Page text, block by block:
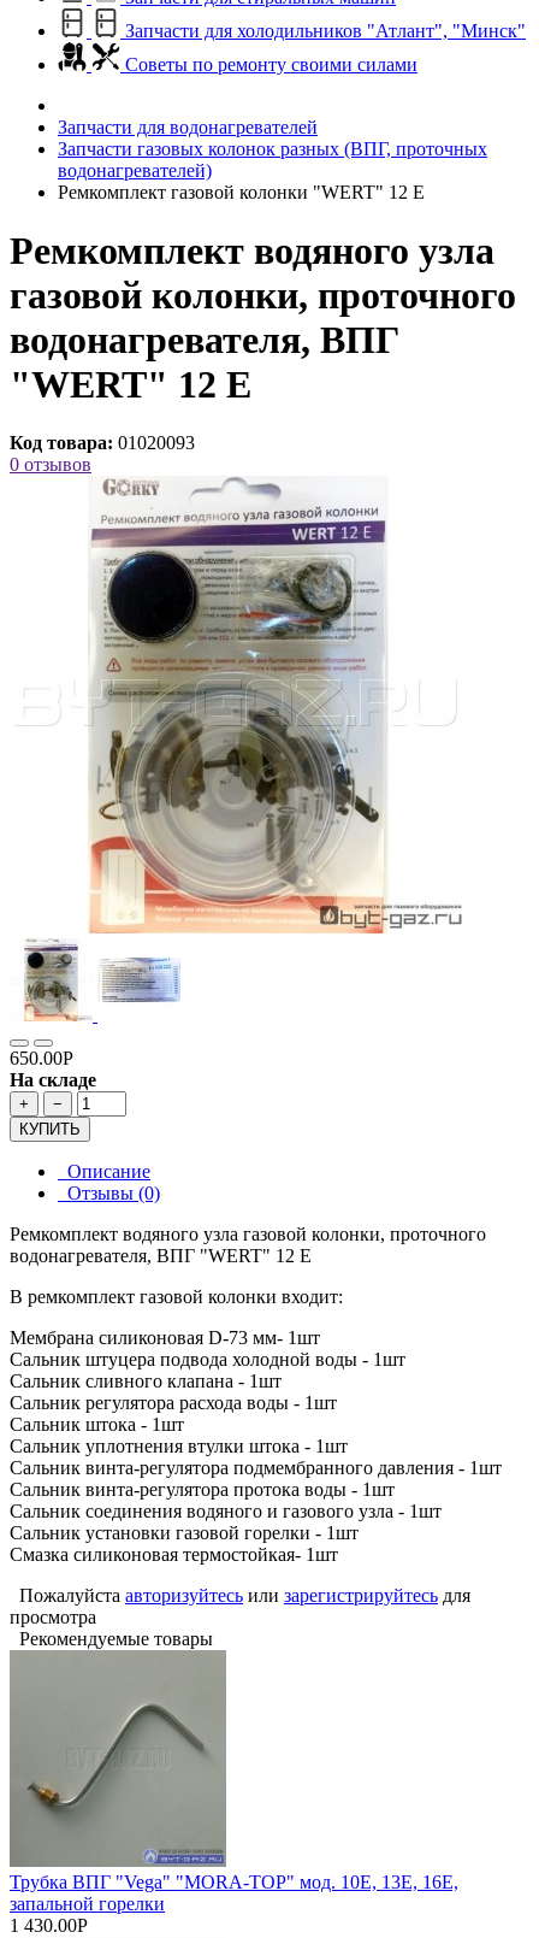
Запчасти для холодильников "Атлант", "Минск"
Советы по ремонту своими силами
Запчасти для водонагревателей
Запчасти газовых колонок разных (ВПГ, проточных
водонагревателей)
Ремкомплект газовой колонки "WERT" 12 E
Ремкомплект водяного узла
газовой колонки, проточного
водонагревателя, ВПГ
"WERT" 12 E
Код товара: 01020093
0 отзывов
650.00Р
На складе
+
−
КУПИТЬ
Описание
Отзывы (0)
Ремкомплект водяного узла газовой колонки, проточного
водонагревателя, ВПГ "WERT" 12 E
В ремкомплект газовой колонки входит:
Мембрана силиконовая D-73 мм- 1шт
Сальник штуцера подвода холодной воды - 1шт
Сальник сливного клапана - 1шт
Сальник регулятора расхода воды - 1шт
Сальник штока - 1шт
Сальник уплотнения втулки штока - 1шт
Сальник винта-регулятора подмембранного давления - 1шт
Сальник винта-регулятора протока воды - 1шт
Сальник соединения водяного и газового узла - 1шт
Сальник установки газовой горелки - 1шт
Смазка силиконовая термостойкая- 1шт
Пожалуйста авторизуйтесь или зарегистрируйтесь для
просмотра
Рекомендуемые товары
Трубка ВПГ "Vega" "МORA-TOP" мод. 10Е, 13Е, 16Е,
запальной горелки
1 430.00Р